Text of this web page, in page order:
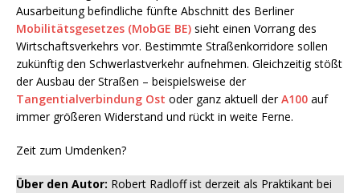
Ausarbeitung befindliche fünfte Abschnitt des Berliner
Mobilitätsgesetzes (MobGE BE) sieht einen Vorrang des
Wirtschaftsverkehrs vor. Bestimmte Straßenkorridore sollen
zukünftig den Schwerlastverkehr aufnehmen. Gleichzeitig stößt
der Ausbau der Straßen – beispielsweise der
Tangentialverbindung Ost oder ganz aktuell derA100 auf
immer größeren Widerstand und rückt in weite Ferne.
Zeit zum Umdenken?
Über den Autor: Robert Radloff ist derzeit als Praktikant bei